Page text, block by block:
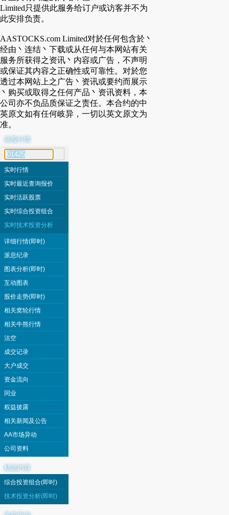
Limited只提供此服务给订户或访客并不为
此安排负责。
AASTOCKS.com Limited对於任何包含於丶
经由丶连结丶下载或从任何与本网站有关
服务所获得之资讯丶内容或广告，不声明
或保证其内容之正确性或可靠性。对於您
透过本网站上之广告丶资讯或要约而展示
丶购买或取得之任何产品丶资讯资料，本
公司亦不负品质保证之责任。本合约的中
英原文如有任何岐异，一切以英文原文为
准。
港股行情
代号搜寻
实时行情
实时最近查询报价
实时活跃股票
实时综合投资组合
实时技术投资分析
详细行情(即时)
派息纪录
图表分析(即时)
互动图表
股价走势(即时)
相关窝轮行情
相关牛熊行情
沽空
成交记录
大户成交
资金流向
同业
权益披露
相关新闻及公告
AA市场异动
公司资料
精选内容
综合投资组合(即时)
技术投资分析(即时)